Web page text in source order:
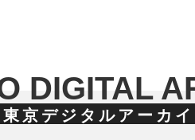
DIGITAL
東京デジタルアーカ